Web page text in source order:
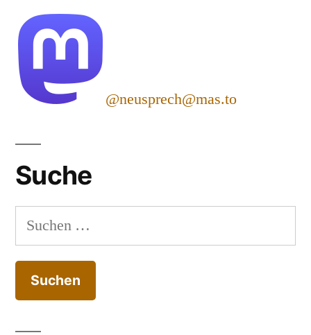
@neusprech@mas.to
Suche
Suchen
nach: